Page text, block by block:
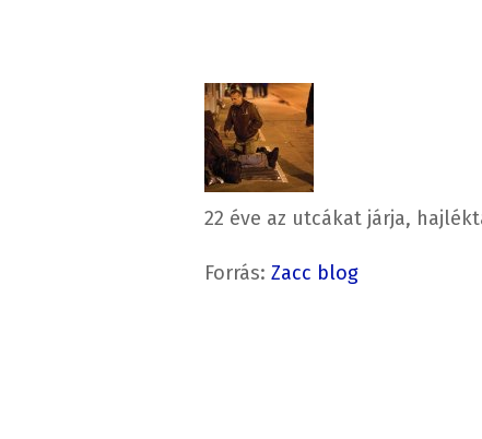
22 éve az utcákat járja,
Forrás: Zacc blog